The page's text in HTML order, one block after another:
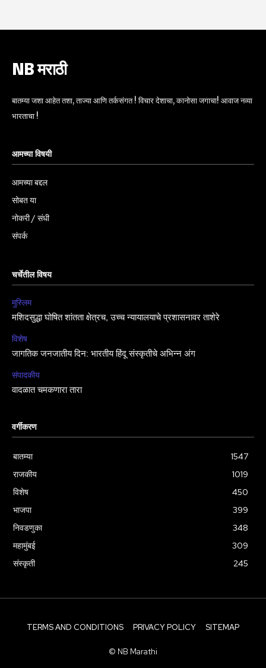
NB मराठी
बातम्या जशा आहेत तशा, ताज्या आणि तर्कसंगत ! विचार देशाचा, कानोसा जगाचा! आवाज नव्या
भारताचा !
आमच्या विषयी
आमच्या बद्दल
सोबत या
नोकरी / संधी
संपर्क
चर्चेतील विषय
मुस्लिम
मशिदसुद्धा घोषित शांतता क्षेत्रच, उच्च न्यायालयाचे प्रशासनावर ताशेरे
विशेष
जागतिक जनजातीय दिन: भारतीय हिंदू संस्कृतीचे अभिन्न अंग
संपादकीय
वादळात चमकणारा तारा
वर्गीकरण
बातम्या
1547
राजकीय
1019
विशेष
450
भाजपा
399
निवडणुका
348
महामुंबई
309
संस्कृती
245
TERMS AND CONDITIONS PRIVACY POLICY SITEMAP
© NB Marathi